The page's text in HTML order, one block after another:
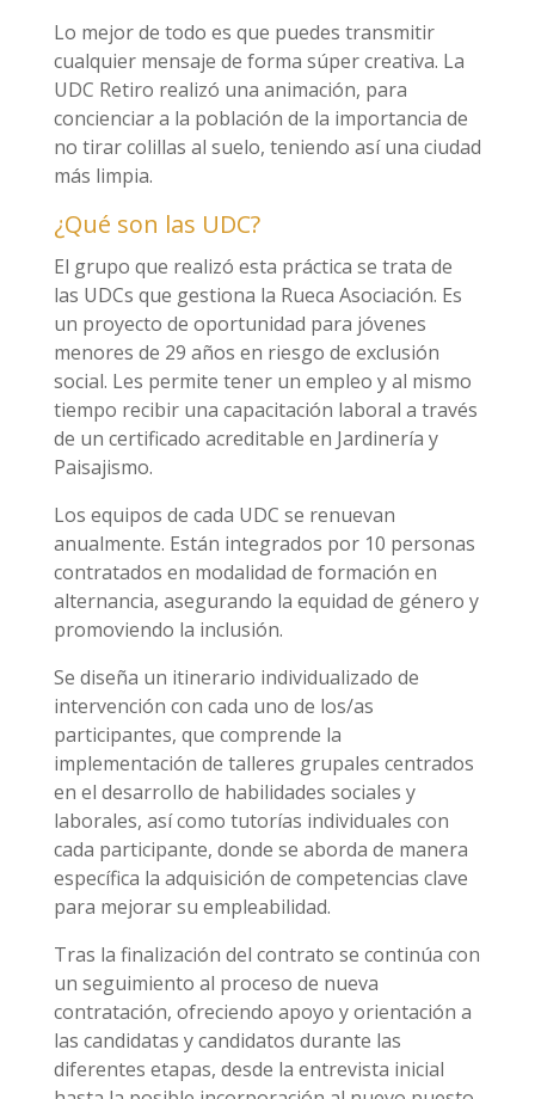
Lo mejor de todo es que puedes transmitir
cualquier mensaje de forma súper creativa. La
UDC Retiro realizó una animación, para
concienciar a la población de la importancia de
no tirar colillas al suelo, teniendo así una ciudad
más limpia.
¿Qué son las UDC?
El grupo que realizó esta práctica se trata de
las UDCs que gestiona la Rueca Asociación. Es
un proyecto de oportunidad para jóvenes
menores de 29 años en riesgo de exclusión
social. Les permite tener un empleo y al mismo
tiempo recibir una capacitación laboral a través
de un certificado acreditable en Jardinería y
Paisajismo.
Los equipos de cada UDC se renuevan
anualmente. Están integrados por 10 personas
contratados en modalidad de formación en
alternancia, asegurando la equidad de género y
promoviendo la inclusión.
Se diseña un itinerario individualizado de
intervención con cada uno de los/as
participantes, que comprende la
implementación de talleres grupales centrados
en el desarrollo de habilidades sociales y
laborales, así como tutorías individuales con
cada participante, donde se aborda de manera
específica la adquisición de competencias clave
para mejorar su empleabilidad.
Tras la finalización del contrato se continúa con
un seguimiento al proceso de nueva
contratación, ofreciendo apoyo y orientación a
las candidatas y candidatos durante las
diferentes etapas, desde la entrevista inicial